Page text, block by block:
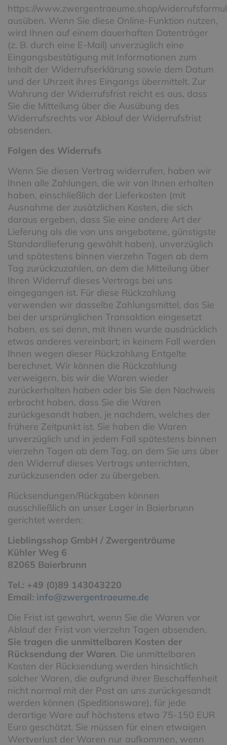
https://www.zwergentraeume.shop/
ausüben. Wenn Sie diese Online-Funktion nutzen,
wird Ihnen auf einem dauerhaften Datenträger
(z. B. durch eine E-Mail) unverzüglich eine
Eingangsbestätigung mit Informationen zum
Inhalt der Widerrufserklärung sowie dem Datum
und der Uhrzeit ihres Eingangs übermittelt. Zur
Wahrung der Widerrufsfrist reicht es aus, dass
Sie die Mitteilung über die Ausübung des
Widerrufsrechts vor Ablauf der Widerrufsfrist
absenden.
Folgen des Widerrufs
Wenn Sie diesen Vertrag widerrufen, haben wir
Ihnen alle Zahlungen, die wir von Ihnen erhalten
haben, einschließlich der Lieferkosten (mit
Ausnahme der zusätzlichen Kosten, die sich
daraus ergeben, dass Sie eine andere Art der
Lieferung als die von uns angebotene, günstigste
Standardlieferung gewählt haben), unverzüglich
und spätestens binnen vierzehn Tagen ab dem
Tag zurückzuzahlen, an dem die Mitteilung über
Ihren Widerruf dieses Vertrags bei uns
eingegangen ist. Für diese Rückzahlung
verwenden wir dasselbe Zahlungsmittel, das Sie
bei der ursprünglichen Transaktion eingesetzt
haben, es sei denn, mit Ihnen wurde ausdrücklich
etwas anderes vereinbart; in keinem Fall werden
Ihnen wegen dieser Rückzahlung Entgelte
berechnet. Wir können die Rückzahlung
verweigern, bis wir die Waren wieder
zurückerhalten haben oder bis Sie den Nachweis
erbracht haben, dass Sie die Waren
zurückgesandt haben, je nachdem, welches der
frühere Zeitpunkt ist. Sie haben die Waren
unverzüglich und in jedem Fall spätestens binnen
vierzehn Tagen ab dem Tag, an dem Sie uns über
den Widerruf dieses Vertrags unterrichten,
zurückzusenden oder zu übergeben.
Rücksendungen/Rückgaben können
ausschließlich an unser Lager in Baierbrunn
gerichtet werden:
Lieblingsshop GmbH / Zwergenträume
Kühler Weg 6
82065 Baierbrunn
Tel.: +49 (0)89 143043220
Email: info@zwergentraeume.de
Die Frist ist gewahrt, wenn Sie die Waren vor
Ablauf der Frist von vierzehn Tagen absenden.
Sie tragen die unmittelbaren Kosten der
Rücksendung der Waren. Die unmittelbaren
Kosten der Rücksendung werden hinsichtlich
solcher Waren, die aufgrund ihrer Beschaffenheit
nicht normal mit der Post an uns zurückgesandt
werden können (Speditionsware), für jede
derartige Ware auf höchstens etwa 75-150 EUR
Euro geschätzt. Sie müssen für einen etwaigen
Wertverlust der Waren nur aufkommen, wenn